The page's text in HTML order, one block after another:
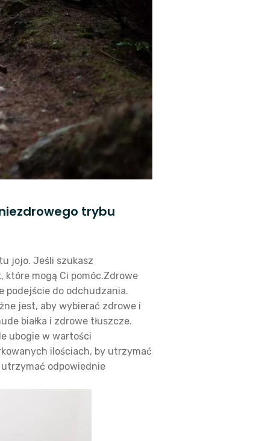
trybu
jojo. Jeśli szukasz
mogą Ci pomóc.Zdrowe
podejście do odchudzania.
jest, aby wybierać zdrowe i
białka i zdrowe tłuszcze.
ubogie w wartości
ilościach, by utrzymać
utrzymać odpowiednie